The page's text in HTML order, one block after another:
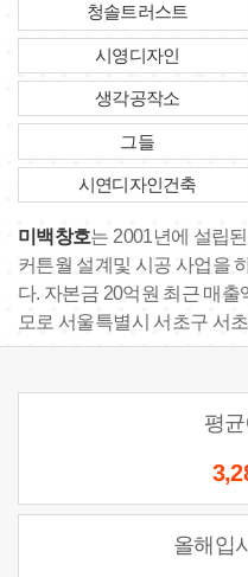
청솔트러스트
시영디자인
생각공작소
그들
시연디자인건축
미백창호는 2001년에 설립
커튼월 설계및 시공 사업을
다. 자본금 20억원 최근 매
모로 서울특별시 서초구 서
평
올해입